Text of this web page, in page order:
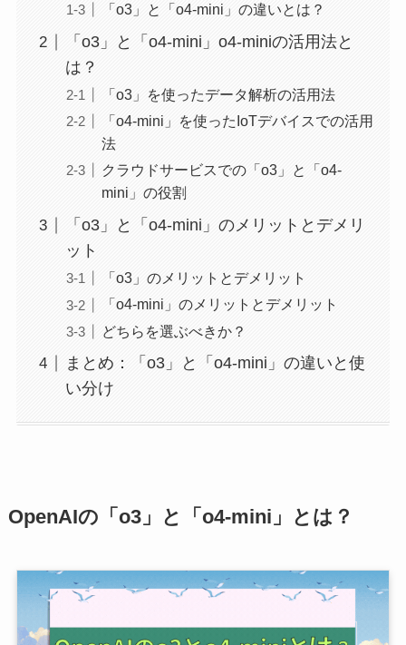
「o3」と「o4-mini」の違いとは？
「o3」と「o4-mini」o4-miniの活用法と
は？
「o3」を使ったデータ解析の活用法
「o4-mini」を使ったIoTデバイスでの活用
法
クラウドサービスでの「o3」と「o4-
mini」の役割
「o3」と「o4-mini」のメリットとデメリ
ット
「o3」のメリットとデメリット
「o4-mini」のメリットとデメリット
どちらを選ぶべきか？
まとめ：「o3」と「o4-mini」の違いと使
い分け
OpenAIの「o3」と「o4-mini」とは？